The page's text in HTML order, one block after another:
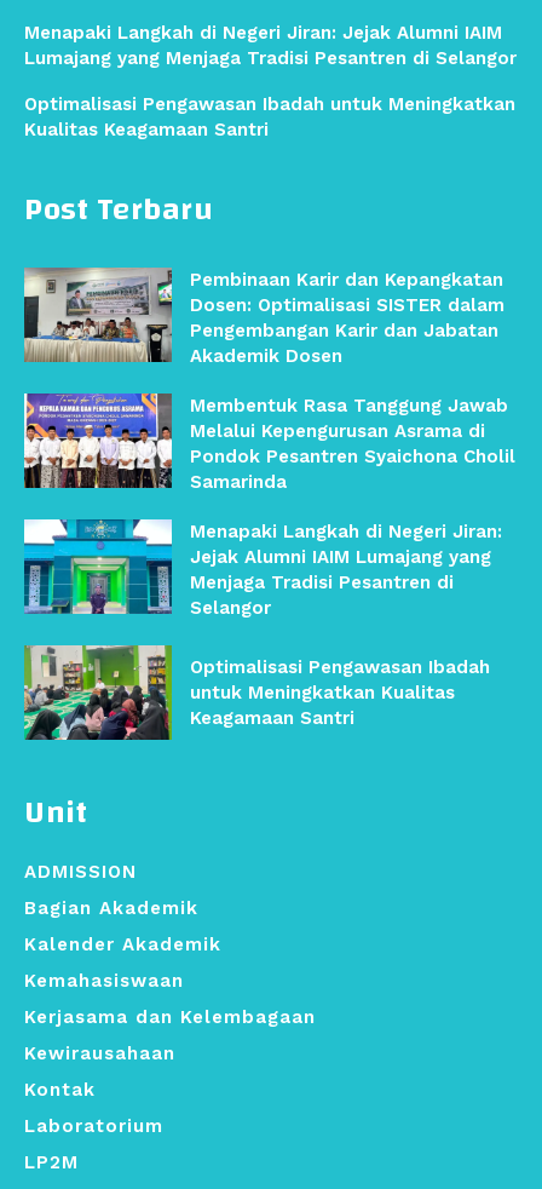
Unit
ADMISSION
Bagian Akademik
Kalender Akademik
Kemahasiswaan
Kerjasama dan Kelembagaan
Kewirausahaan
Kontak
Laboratorium
LP2M
Post Terbaru
Pembinaan Karir dan Kepangkatan
Dosen: Optimalisasi SISTER dalam
Pengembangan Karir dan Jabatan
Akademik Dosen
Membentuk Rasa Tanggung Jawab
Melalui Kepengurusan Asrama di
Pondok Pesantren Syaichona Cholil
Samarinda
Menapaki Langkah di Negeri Jiran:
Jejak Alumni IAIM Lumajang yang
Menjaga Tradisi Pesantren di
Selangor
Optimalisasi Pengawasan Ibadah
untuk Meningkatkan Kualitas
Keagamaan Santri
Menapaki Langkah di Negeri Jiran: Jejak Alumni IAIM
Lumajang yang Menjaga Tradisi Pesantren di Selangor
Optimalisasi Pengawasan Ibadah untuk Meningkatkan
Kualitas Keagamaan Santri